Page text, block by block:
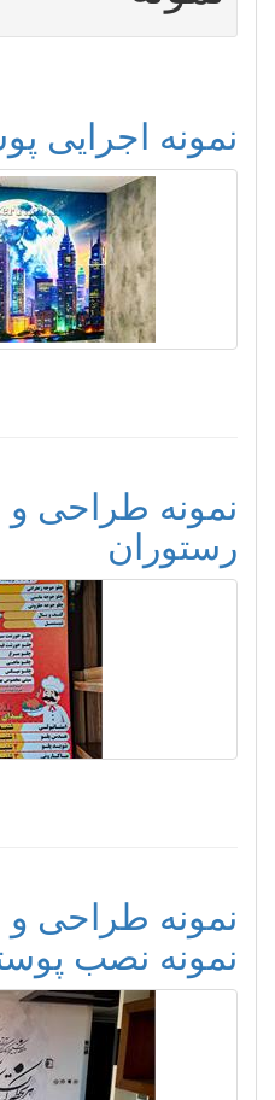
نمونه اجرایی
نمونه طراحی
رستوران
نمونه طراحی و
نمونه نصب